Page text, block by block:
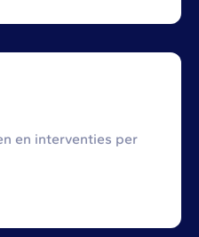
en interventies per